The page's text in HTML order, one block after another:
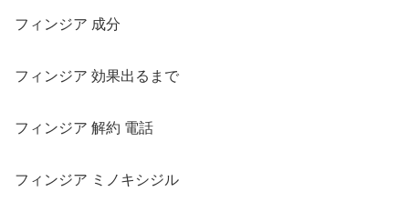
フィンジア 成分
フィンジア 効果出るまで
フィンジア 解約 電話
フィンジア ミノキシジル